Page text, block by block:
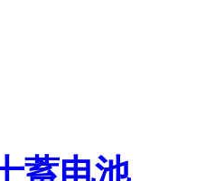
蓄电池